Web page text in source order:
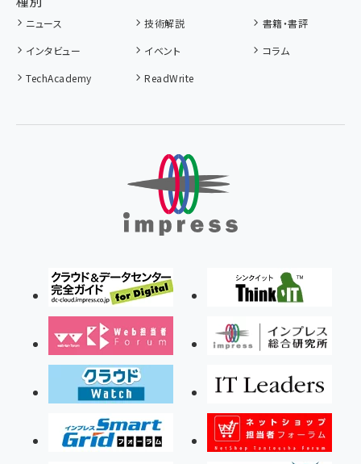
ニュース 技術解説
書籍・書評
インタビュー
イベント
コラム
TechAcademy
ReadWrite